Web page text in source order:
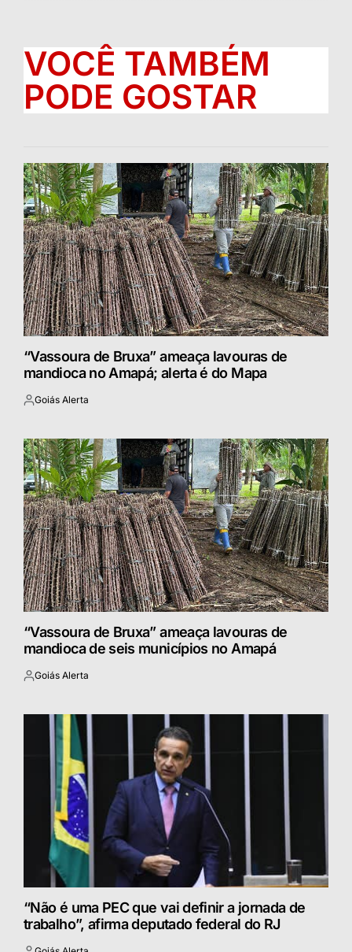
VOCÊ TAMBÉM
PODE GOSTAR
“Vassoura de Bruxa” ameaça lavouras de
mandioca no Amapá; alerta é do Mapa
Postado
Goiás Alerta
“Vassoura de Bruxa” ameaça lavouras de
mandioca de seis municípios no Amapá
Postado
Goiás Alerta
“Não é uma PEC que vai definir a jornada de
trabalho”, afirma deputado federal do RJ